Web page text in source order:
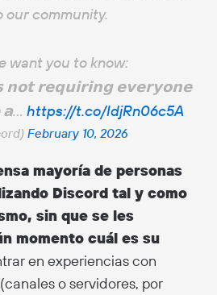
our community.
want you to know:
𝗻𝗼𝘁 𝗿𝗲𝗾𝘂𝗶𝗿𝗶𝗻𝗴 𝗲𝘃𝗲𝗿𝘆𝗼𝗻𝗲
𝗮… https://t.co/IdjRn06c5A
February 10, 2026
mayoría de personas
Discord tal y como
sin que se les
momento cuál es su
en experiencias con
o servidores, por